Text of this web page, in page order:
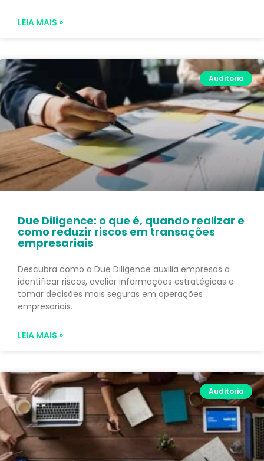
LEIA MAIS »
Auditoria
Due Diligence: o que é, quando realizar e
como reduzir riscos em transações
empresariais
Descubra como a Due Diligence auxilia empresas a
identificar riscos, avaliar informações estratégicas e
tomar decisões mais seguras em operações
empresariais.
LEIA MAIS »
Auditoria